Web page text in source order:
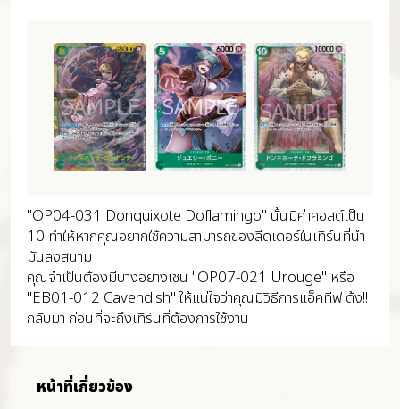
"OP04-031 Donquixote Doflamingo" นั้นมีค่าคอสต์เป็น
10 ทำให้หากคุณอยากใช้ความสามารถของลีดเดอร์ในเทิร์นที่นำ
มันลงสนาม
คุณจำเป็นต้องมีบางอย่างเช่น "OP07-021 Urouge" หรือ
"EB01-012 Cavendish" ให้แน่ใจว่าคุณมีวิธีการแอ็คทีฟ ด้ง!!
กลับมา ก่อนที่จะถึงเทิร์นที่ต้องการใช้งาน
หน้าที่เกี่ยวข้อง